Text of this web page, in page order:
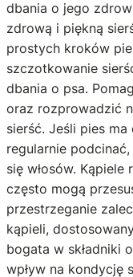
dbania o jego
zdrową i piękną
prostych kroków
szczotkowanie
dbania o psa.
oraz rozprowadzić
sierść. Jeśli pies ma
regularnie
się włosów.
często mogą
przestrzeganie
kąpieli,
bogata w składniki
wpływ na kondycję